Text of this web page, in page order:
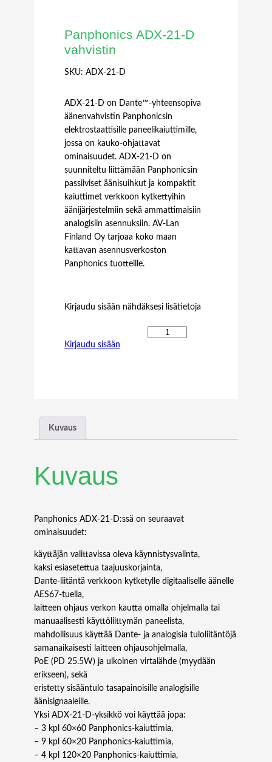
Panphonics ADX-21-D
vahvistin
SKU: ADX-21-D
ADX-21-D on Dante™-yhteensopiva
äänenvahvistin Panphonicsin
elektrostaattisille paneelikaiuttimille,
jossa on kauko-ohjattavat
ominaisuudet. ADX-21-D on
suunniteltu liittämään Panphonicsin
passiiviset äänisuihkut ja kompaktit
kaiuttimet verkkoon kytkettyihin
äänijärjestelmiin sekä ammattimaisiin
analogisiin asennuksiin. AV-Lan
Finland Oy tarjoaa koko maan
kattavan asennusverkoston
Panphonics tuotteille.
Kirjaudu sisään nähdäksesi lisätietoja
c
2
D
v
a
v
i
s
t
i
m
ä
r
ä
Kirjaudu sisään
Kuvaus
Kuvaus
Panphonics ADX-21-D:ssä on seuraavat
ominaisuudet:
käyttäjän valittavissa oleva käynnistysvalinta,
kaksi esiasetettua taajuuskorjainta,
Dante-liitäntä verkkoon kytketylle digitaaliselle äänelle
AES67-tuella,
laitteen ohjaus verkon kautta omalla ohjelmalla tai
manuaalisesti käyttöliittymän paneelista,
mahdollisuus käyttää Dante- ja analogisia tuloliitäntöjä
samanaikaisesti laitteen ohjausohjelmalla,
PoE (PD 25.5W) ja ulkoinen virtalähde (myydään
erikseen), sekä
eristetty sisääntulo tasapainoisille analogisille
äänisignaaleille.
Yksi ADX-21-D-yksikkö voi käyttää jopa:
– 3 kpl 60×60 Panphonics-kaiuttimia,
– 9 kpl 60×20 Panphonics-kaiuttimia,
– 4 kpl 120×20 Panphonics-kaiuttimia,